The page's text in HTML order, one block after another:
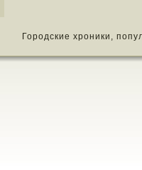
Городские хроники,